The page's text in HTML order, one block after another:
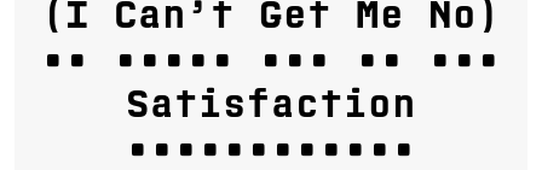
(I Can’t Get Me No)
•• ••••• ••• •• •••
Satisfaction
••••••••••••